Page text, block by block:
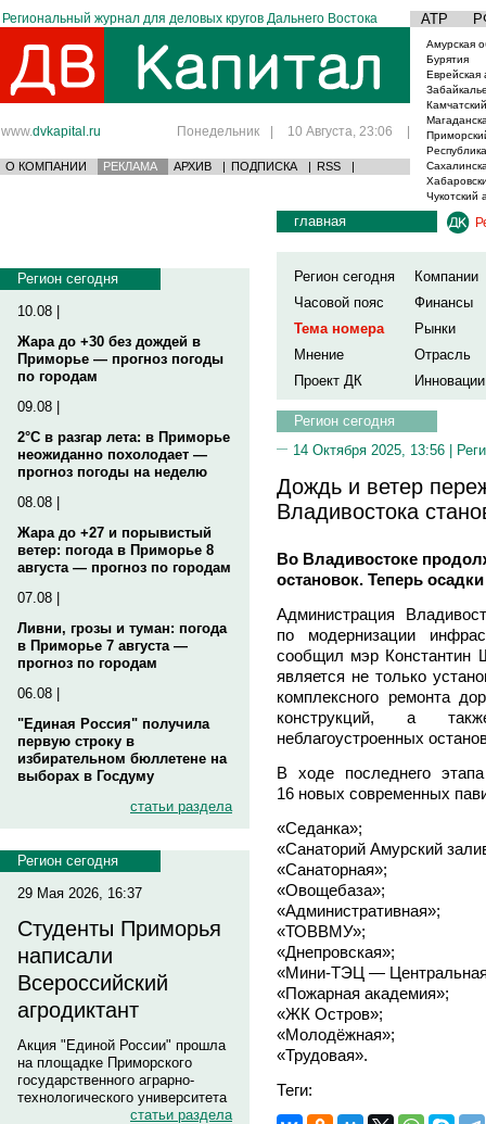
Региональный журнал для деловых кругов Дальнего Востока АТР
www.dvkapital.ru Понедельник | 10 Августа, 23:06 |
О КОМПАНИИ РЕКЛАМА АРХИВ | ПОДПИСКА | RSS |
Амурская
Бурятия
Еврейская
Чукотский
Регион сегодня
10.08 |
Жара до +30 без дождей в
Приморье — прогноз погоды
по городам
09.08 |
2°C в разгар лета: в Приморье
неожиданно похолодает —
прогноз погоды на неделю
08.08 |
Жара до +27 и порывистый
ветер: погода в Приморье 8
августа — прогноз по городам
07.08 |
Ливни, грозы и туман: погода
в Приморье 7 августа —
прогноз по городам
06.08 |
"Единая Россия" получила
первую строку в
избирательном бюллетене на
выборах в Госдуму
статьи раздела
Регион сегодня
29 Мая 2026, 16:37
Студенты Приморья
написали
Всероссийский
агродиктант
Акция "Единой России" прошла
на площадке Приморского
государственного аграрно-
технологического университета
статьи раздела
главная
Регион сегодня
Компании
Часовой пояс
Финансы
Тема номера
Рынки
Мнение
Отрасль
Проект ДК
Инновации
Регион сегодня
14 Октября 2025, 13:56 |
Дождь и ветер
Владивостока
Во Владивостоке
остановок. Теперь
Администрация
по модернизации
сообщил мэр Константин
является не только
комплексного ремонта
конструкций, а
неблагоустроенных
В ходе последнего
16 новых современных
«Седанка»;
«Санаторий Амурский
«Санаторная»;
«Овощебаза»;
«Административная»;
«ТОВВМУ»;
«Днепровская»;
«Мини-ТЭЦ —
«Пожарная академия»;
«ЖК Остров»;
«Молодёжная»;
«Трудовая».
Теги: